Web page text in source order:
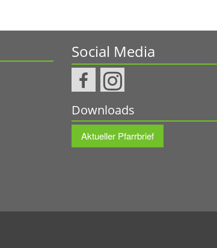
Social Media
Downloads
Aktueller Pfarrbrief